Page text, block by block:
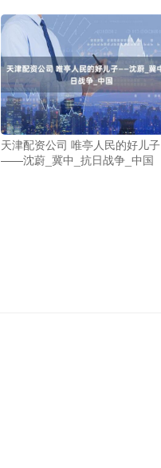
天津配资公司 唯亭人民的好儿子
——沈蔚_冀中_抗日战争_中国